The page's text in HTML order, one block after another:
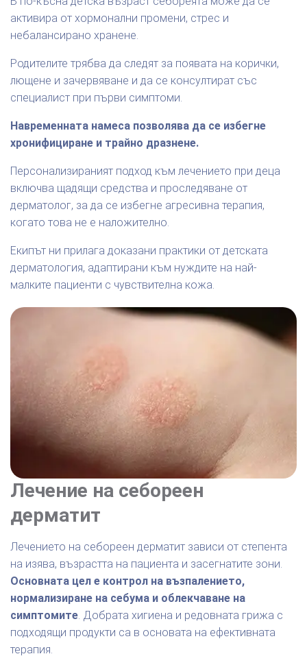
активира от хормонални промени, стрес и
небалансирано хранене.
Родителите трябва да следят за появата на корички,
лющене и зачервяване и да се консултират със
специалист при първи симптоми.
Навременната намеса позволява да се избегне
хронифициране и трайно дразнене.
Персонализираният подход към лечението при деца
включва щадящи средства и проследяване от
дерматолог, за да се избегне агресивна терапия,
когато това не е наложително.
Екипът ни прилага доказани практики от детската
дерматология, адаптирани към нуждите на най-
малките пациенти с чувствителна кожа.
Лечение на себореен
дерматит
Лечението на себореен дерматит зависи от степента
на изява, възрастта на пациента и засегнатите зони.
Основната цел е контрол на възпалението,
нормализиране на себума и облекчаване на
симптомите. Добрата хигиена и редовната грижа с
подходящи продукти са в основата на ефективната
терапия.